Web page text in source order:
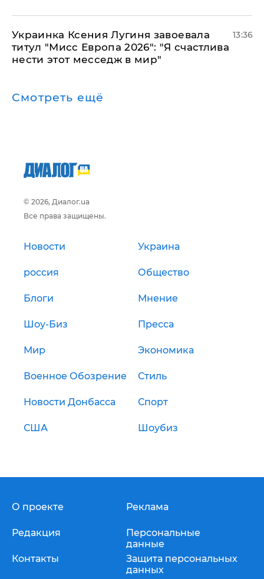
Украинка Ксения Лугиня завоевала
титул "Мисс Европа 2026": "Я счастлива
нести этот месседж в мир"
13:36
Смотреть ещё
© 2026, Диалог.ua
Все права защищены.
Новости Украина
россия Общество
Блоги Мнение
Шоу-Биз Пресса
Мир Экономика
Военное Обозрение Стиль
Новости Донбасса Спорт
США Шоубиз
О проекте
Редакция
Контакты
Реклама
Персональные
данные
Защита персональных
данных